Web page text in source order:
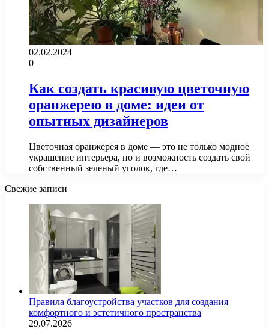
02.02.2024
0
Как создать красивую цветочную
оранжерею в доме: идеи от
опытных дизайнеров
Цветочная оранжерея в доме — это не только модное
украшение интерьера, но и возможность создать свой
собственный зеленый уголок, где…
Свежие записи
Правила благоустройства участков для создания
комфортного и эстетичного пространства
29.07.2026